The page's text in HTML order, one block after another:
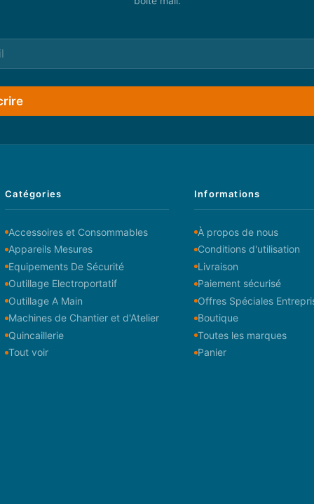
Catégories
Accessoires et Consommables
Appareils Mesures
Equipements De Sécurité
Outillage Electroportatif
Outillage A Main
Machines de Chantier et d'Atelier
Quincaillerie
Tout voir
Informations
À propos de nous
Conditions d'utilisation
Livraison
Paiement sécurisé
Offres Spéciales
Boutique
Toutes les marques
Panier